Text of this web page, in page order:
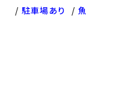
駐車場あり
魚